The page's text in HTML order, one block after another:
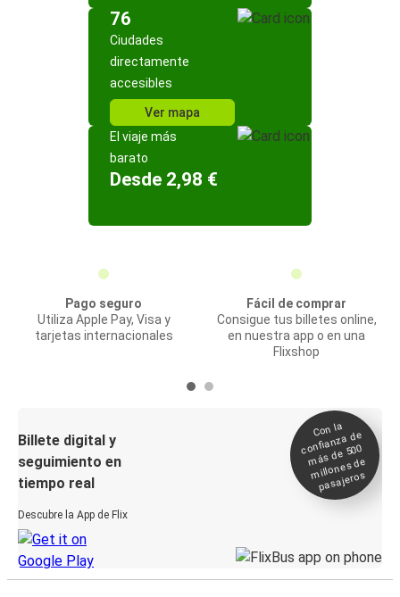
76
Ciudades
directamente
accesibles
Ver mapa
El viaje más
barato
Desde 2,98 €
Pago seguro
Utiliza Apple Pay, Visa y
tarjetas internacionales
Fácil de comprar
Consigue tus billetes online,
en nuestra app o en una
Flixshop
Billete digital y
seguimiento en
tiempo real
Descubre la App de Flix
Con la
confianza de
más de 500
millones de
pasajeros